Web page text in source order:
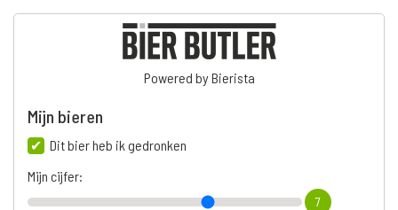
Powered by Bierista
Mijn bieren
Dit bier heb ik gedronken
Mijn cijfer:
7